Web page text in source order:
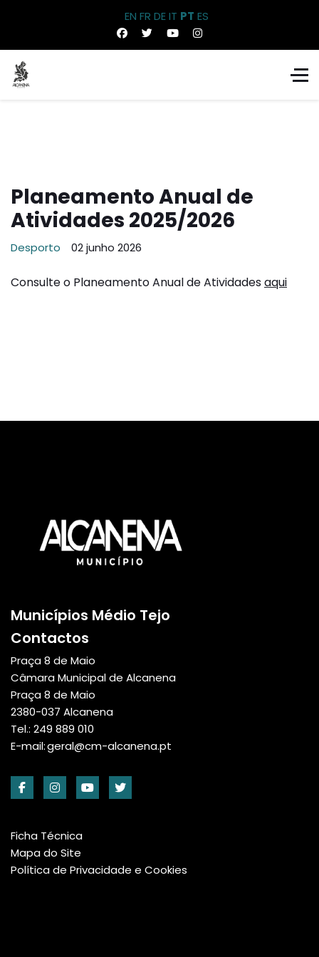
EN FR DEIT PT ES
Planeamento Anual de
Atividades 2025/2026
Desporto 02 junho 2026
Consulte o Planeamento Anual de Atividadesaqui
Municípios Médio Tejo
Contactos
Praça 8 de Maio
Câmara Municipal de Alcanena
Praça 8 de Maio
2380-037 Alcanena
Tel.: 249 889 010
E-mail:geral@cm-alcanena.pt
Ficha Técnica
Mapa do Site
Política de Privacidade e Cookies